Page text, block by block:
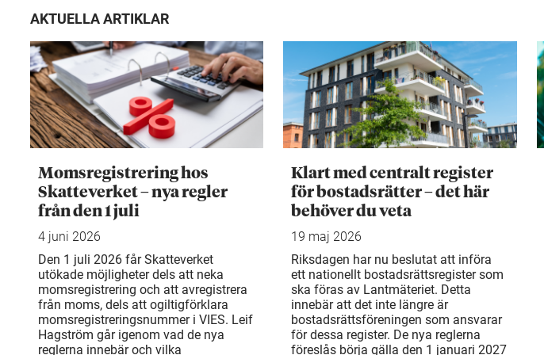
AKTUELLA ARTIKLAR
Momsregistrering hos
Skatteverket – nya regler
från den 1 juli
4 juni 2026
Den 1 juli 2026 får Skatteverket
utökade möjligheter dels att neka
momsregistrering och att avregistrera
från moms, dels att ogiltigförklara
momsregistreringsnummer i VIES. Leif
Hagström går igenom vad de nya
reglerna innebär och vilka
Klart med centralt register
för bostadsrätter – det här
behöver du veta
19 maj 2026
Riksdagen har nu beslutat att införa
ett nationellt bostadsrättsregister som
ska föras av Lantmäteriet. Detta
innebär att det inte längre är
bostadsrättsföreningen som ansvarar
för dessa register. De nya reglerna
föreslås börja gälla den 1 januari 2027